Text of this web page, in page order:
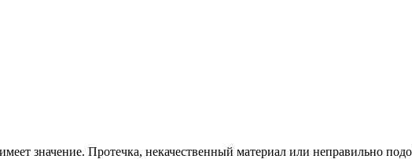
значение. Протечка, некачественный материал или неправильно